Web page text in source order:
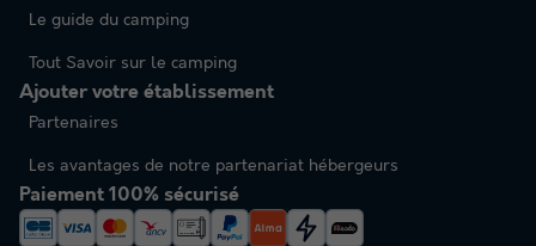
Le guide du camping
Tout Savoir sur le camping
Ajouter votre établissement
Partenaires
Les avantages de notre partenariat hébergeurs
Paiement 100% sécurisé